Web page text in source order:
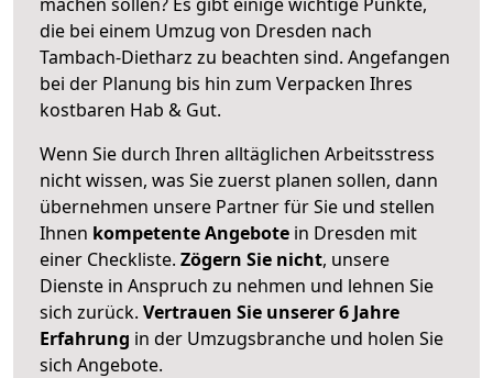
die bei einem Umzug von Dresden nach
Tambach-Dietharz zu beachten sind. Angefangen
bei der Planung bis hin zum Verpacken Ihres
kostbaren Hab & Gut.
Wenn Sie durch Ihren alltäglichen Arbeitsstress
nicht wissen, was Sie zuerst planen sollen, dann
übernehmen unsere Partner für Sie und stellen
Ihnen kompetente Angebote in Dresden mit
einer Checkliste. Zögern Sie nicht, unsere
Dienste in Anspruch zu nehmen und lehnen Sie
sich zurück. Vertrauen Sie unserer 6 Jahre
Erfahrung in der Umzugsbranche und holen Sie
sich Angebote.